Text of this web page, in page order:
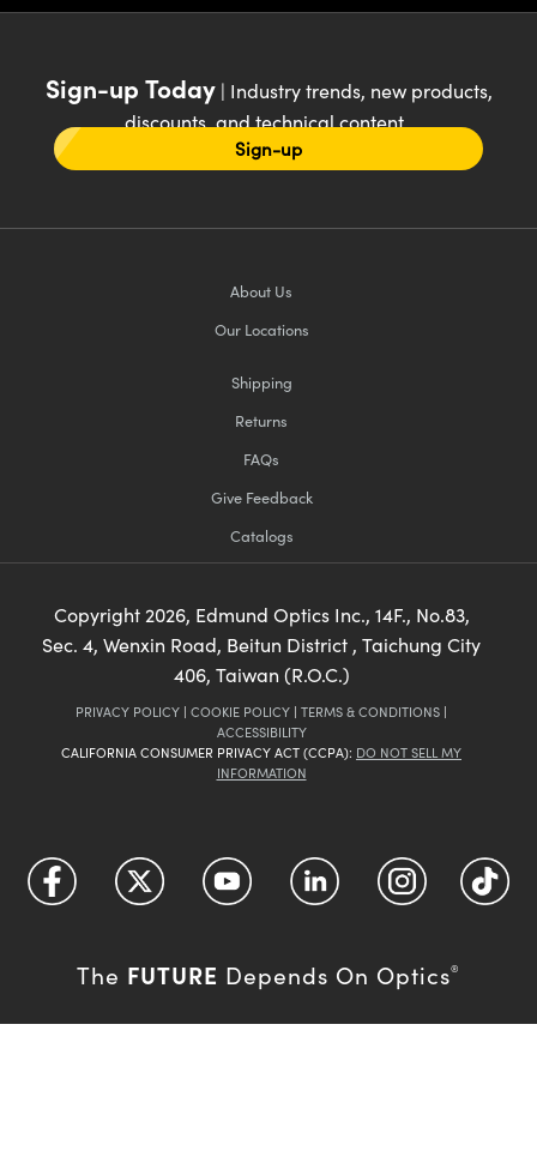
Sign-up Today| Industry trends, new products,
discounts, and technical content
Sign-up
About Us
Our Locations
Shipping
Returns
FAQs
Give Feedback
Catalogs
Copyright 2026, Edmund Optics Inc., 14F., No.83,
Sec. 4, Wenxin Road, Beitun District , Taichung City
406, Taiwan (R.O.C.)
PRIVACY POLICY | COOKIE POLICY | TERMS & CONDITIONS |
ACCESSIBILITY
CALIFORNIA CONSUMER PRIVACY ACT (CCPA): DO NOT SELL MY
INFORMATION
The FUTURE Depends On Optics®